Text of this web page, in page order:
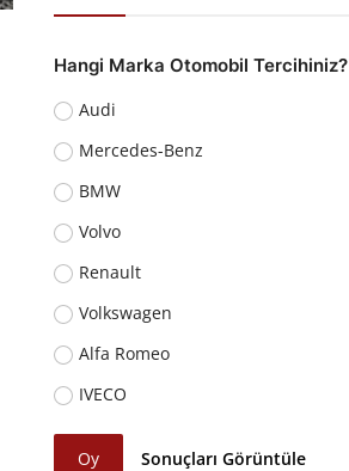
Hangi Marka Otomobil Tercihiniz?
Audi
Mercedes-Benz
BMW
Volvo
Renault
Volkswagen
Alfa Romeo
IVECO
Oy Sonuçları Görüntüle